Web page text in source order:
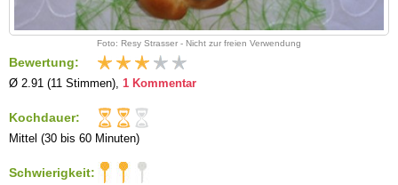
Foto: Resy Strasser - Nicht zur freien Verwendung
Bewertung:
Ø 2.91 (11 Stimmen), 1 Kommentar
Kochdauer:
Mittel (30 bis 60 Minuten)
Schwierigkeit: